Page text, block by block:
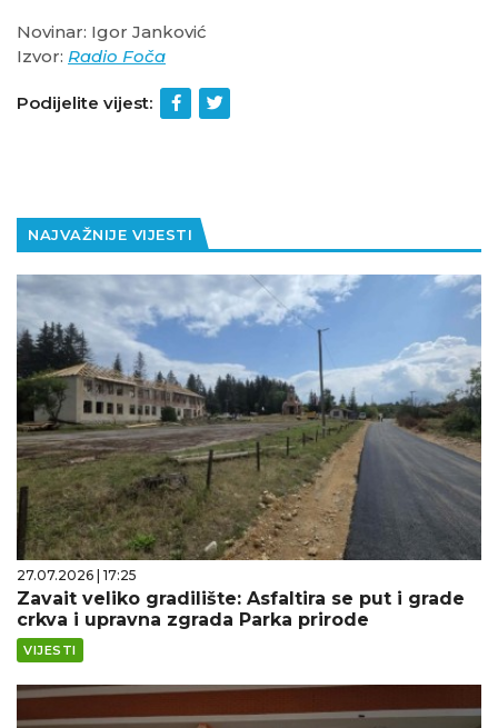
Novinar: Igor Janković
Izvor: Radio Foča
Podijelite vijest:
NAJVAŽNIJE VIJESTI
27.07.2026 | 17:25
Zavait veliko gradilište: Asfaltira se put i grade
crkva i upravna zgrada Parka prirode
VIJESTI